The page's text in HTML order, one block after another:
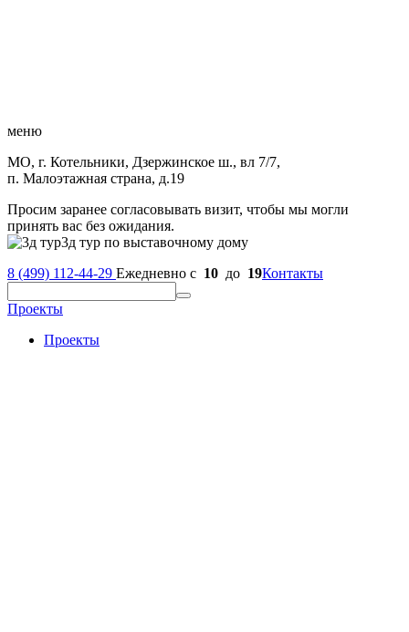
меню
МО, г. Котельники, Дзержинское ш., вл 7/7,
п. Малоэтажная страна, д.19
Просим заранее согласовывать визит, чтобы мы могли
принять вас без ожидания.
3д тур по выставочному дому
8 (499) 112-44-29 Ежедневно с 10 до 19Контакты
Проекты
Проекты